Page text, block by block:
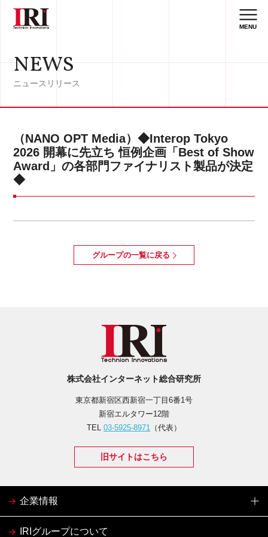
MENU
NEWS
ニュースリリース
（NANO OPT Media）◆Interop Tokyo
2026 開幕に先立ち 恒例企画「Best of Show
Award」の各部門ファイナリスト製品が決定
◆
グループの一覧に戻る
株式会社インターネット総合研究所
東京都新宿区西新宿一丁目6番1号
新宿エルタワー12階
TEL 03-5925-8971 （代表）
旧サイトはこちら
企業情報
IRIグループについて